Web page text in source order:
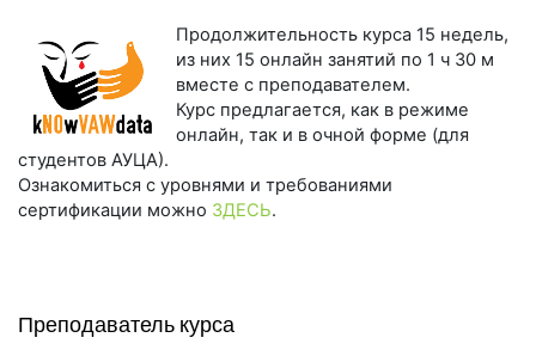
Продолжительность курса 15 недель,
из них 15 онлайн занятий по 1 ч 30 м
вместе с преподавателем.
Курс предлагается, как в режиме
онлайн, так и в очной форме (для
студентов АУЦА).
Ознакомиться с уровнями и требованиями
сертификации можно ЗДЕСЬ.
Преподаватель курса